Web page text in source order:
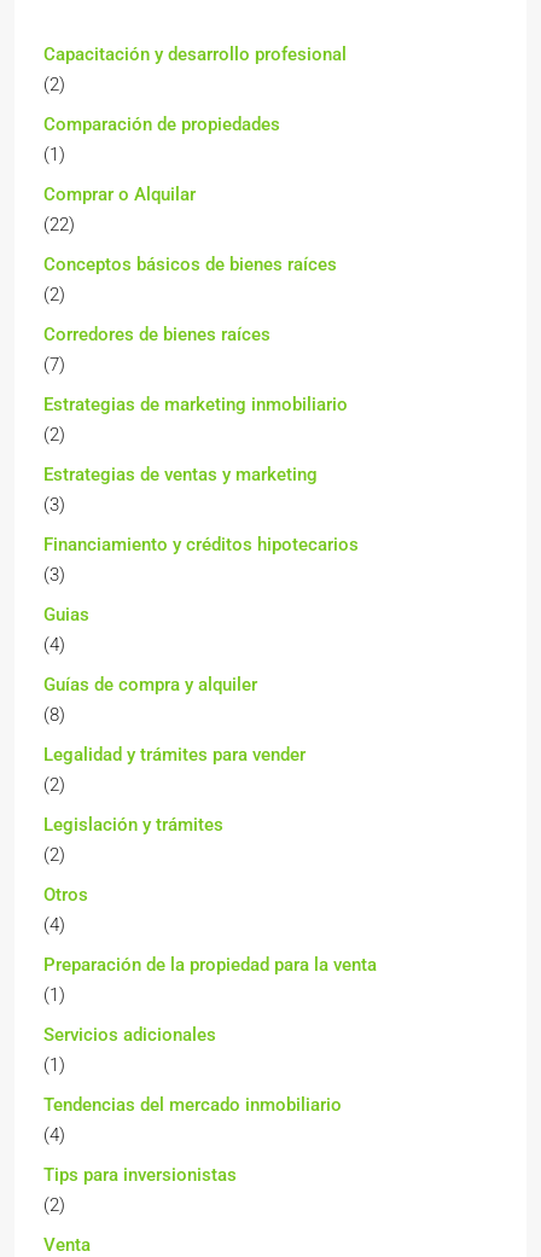
Capacitación y desarrollo profesional
(2)
Comparación de propiedades
(1)
Comprar o Alquilar
(22)
Conceptos básicos de bienes raíces
(2)
Corredores de bienes raíces
(7)
Estrategias de marketing inmobiliario
(2)
Estrategias de ventas y marketing
(3)
Financiamiento y créditos hipotecarios
(3)
Guias
(4)
Guías de compra y alquiler
(8)
Legalidad y trámites para vender
(2)
Legislación y trámites
(2)
Otros
(4)
Preparación de la propiedad para la venta
(1)
Servicios adicionales
(1)
Tendencias del mercado inmobiliario
(4)
Tips para inversionistas
(2)
Venta